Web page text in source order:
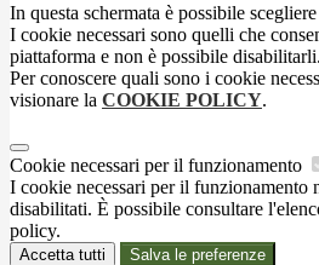
In questa schermata è possibile
I cookie necessari sono quelli che
piattaforma e non è possibile disabilitarli.
Per conoscere quali sono i cookie
visionare la COOKIE POLICY.
Cookie necessari per il funzionamento
I cookie necessari per il funzionamento
disabilitati. È possibile consultare
policy.
Accetta tutti Salva le preferenze